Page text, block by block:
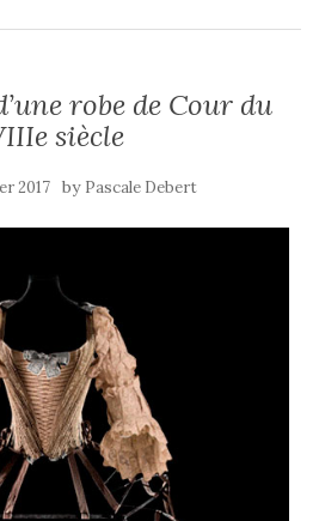
robe de Cour du
siècle
2017 by Pascale Debert